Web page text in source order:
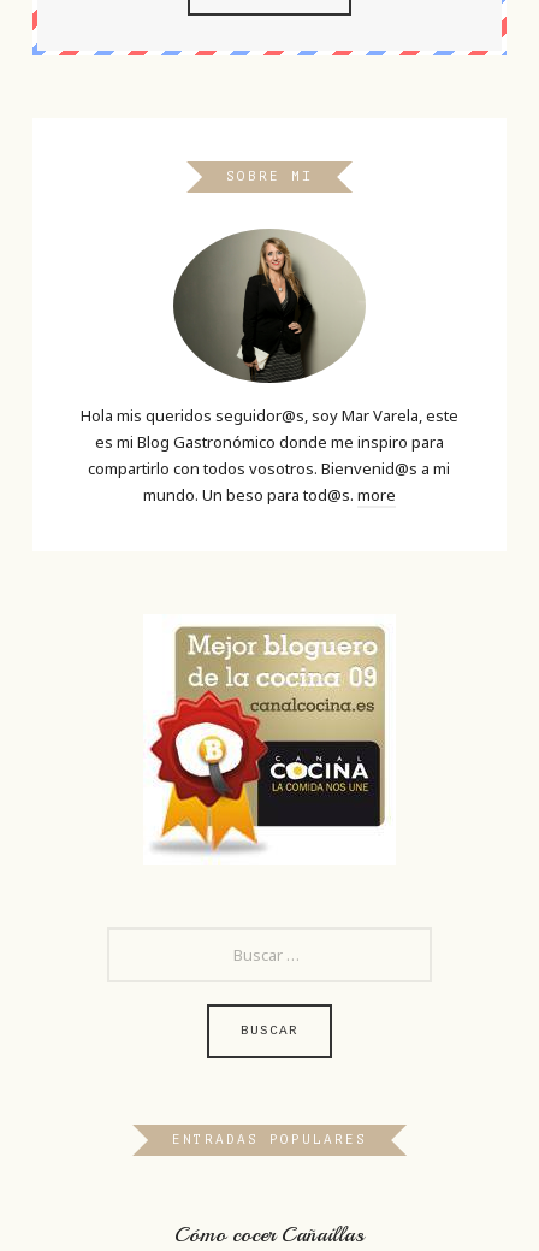
SOBRE MI
Hola mis queridos seguidor@s, soy Mar Varela, este
es mi Blog Gastronómico donde me inspiro para
compartirlo con todos vosotros. Bienvenid@s a mi
mundo. Un beso para tod@s. more
ENTRADAS POPULARES
Cómo cocer Cañaillas